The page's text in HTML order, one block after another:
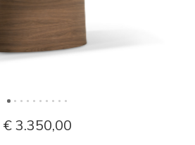
€ 3.350,00